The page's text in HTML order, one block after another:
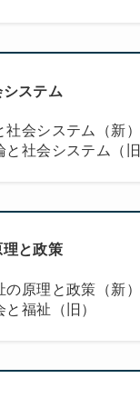
ステム
会システム（新）
社会システム（旧
と政策
原理と政策（新）
福祉（旧）